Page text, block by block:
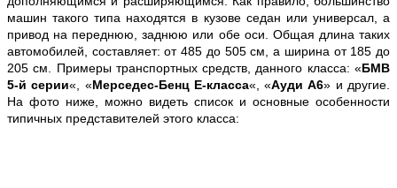
машин такого типа находятся в кузове седан или универсал, а
привод на переднюю, заднюю или обе оси. Общая длина таких
автомобилей, составляет: от 485 до 505 см, а ширина от 185 до
205 см. Примеры транспортных средств, данного класса: «БМВ
5-й серии«, «Мерседес-Бенц Е-класса«, «Ауди А6» и другие.
На фото ниже, можно видеть список и основные особенности
типичных представителей этого класса: